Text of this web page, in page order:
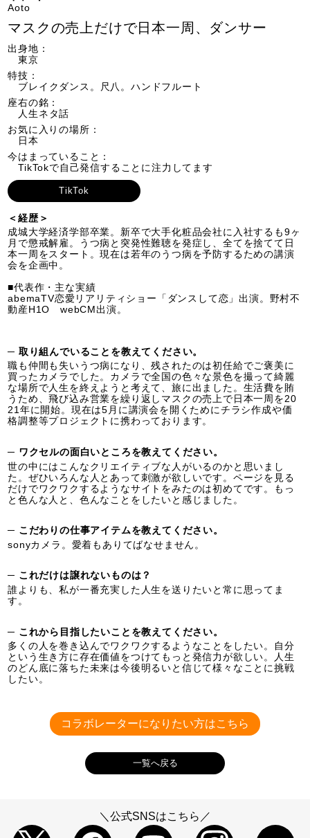
Aoto
マスクの売上だけで日本一周、ダンサー
出身地：
東京
特技：
ブレイクダンス。尺八。ハンドフルート
座右の銘：
人生ネタ話
お気に入りの場所：
日本
今はまっていること：
TikTokで自己発信することに注力してます
TikTok
＜経歴＞
成城大学経済学部卒業。新卒で大手化粧品会社に入社するも9ヶ
月で懲戒解雇。うつ病と突発性難聴を発症し、全てを捨てて日
本一周をスタート。現在は若年のうつ病を予防するための講演
会を企画中。
■代表作・主な実績
abemaTV恋愛リアリティショー「ダンスして恋」出演。野村不
動産H1O webCM出演。
─ 取り組んでいることを教えてください。
職も仲間も失いうつ病になり、残されたのは初任給でご褒美に
買ったカメラでした。カメラで全国の色々な景色を撮って綺麗
な場所で人生を終えようと考えて、旅に出ました。生活費を賄
うため、飛び込み営業を繰り返しマスクの売上で日本一周を20
21年に開始。現在は5月に講演会を開くためにチラシ作成や価
格調整等プロジェクトに携わっております。
─ ワクセルの面白いところを教えてください。
世の中にはこんなクリエイティブな人がいるのかと思いまし
た。ぜひいろんな人とあって刺激が欲しいです。ページを見る
だけでワクワクするようなサイトをみたのは初めてです。もっ
と色んな人と、色んなことをしたいと感じました。
─ こだわりの仕事アイテムを教えてください。
sonyカメラ。愛着もありてばなせません。
─ これだけは譲れないものは？
誰よりも、私が一番充実した人生を送りたいと常に思ってま
す。
─ これから目指したいことを教えてください。
多くの人を巻き込んでワクワクするようなことをしたい。自分
という生き方に存在価値をつけてもっと発信力が欲しい。人生
のどん底に落ちた未来は今後明るいと信じて様々なことに挑戦
したい。
コラボレーターになりたい方はこちら
一覧へ戻る
＼公式SNSはこちら／